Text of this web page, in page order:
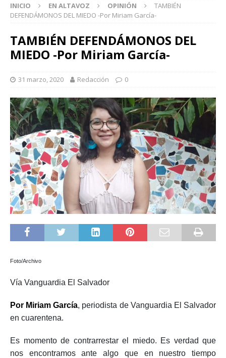
INICIO EN ALTAVOZ OPINIÓN
TAMBIÉN
DEFENDÁMONOS DEL MIEDO -Por Miriam García-
TAMBIÉN DEFENDÁMONOS DEL
MIEDO -Por Miriam García-
31 marzo, 2020 Redacción 0
Foto/Archivo
Vía Vanguardia El Salvador
Por Miriam García, periodista de Vanguardia El Salvador
en cuarentena.
Es momento de contrarrestar el miedo. Es verdad que
nos encontramos ante algo que en nuestro tiempo